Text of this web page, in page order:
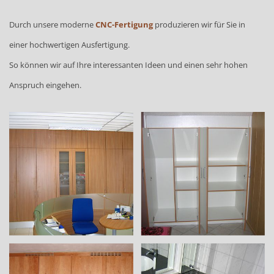
Durch unsere moderneCNC-Fertigungproduzieren wir für Sie in
einer hochwertigen Ausfertigung.
So können wir auf Ihre interessanten Ideen und einen sehr hohen
Anspruch eingehen.